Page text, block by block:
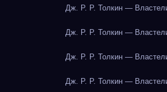
Дж. Р. Р. Толкин —
Дж. Р. Р. Толкин —
Дж. Р. Р. Толкин —
Дж. Р. Р. Толкин —